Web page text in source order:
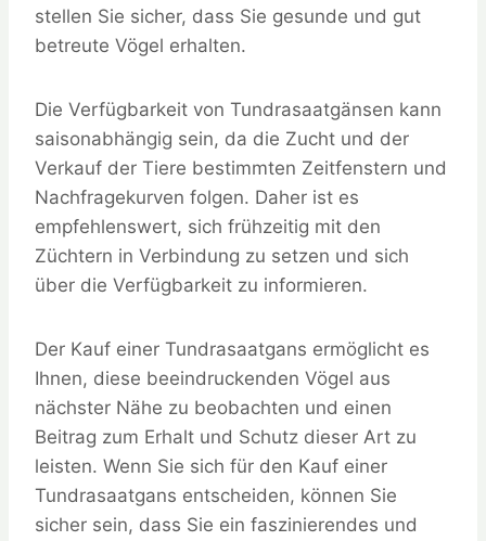
stellen Sie sicher, dass Sie gesunde und gut
betreute Vögel erhalten.
Die Verfügbarkeit von Tundrasaatgänsen kann
saisonabhängig sein, da die Zucht und der
Verkauf der Tiere bestimmten Zeitfenstern und
Nachfragekurven folgen. Daher ist es
empfehlenswert, sich frühzeitig mit den
Züchtern in Verbindung zu setzen und sich
über die Verfügbarkeit zu informieren.
Der Kauf einer Tundrasaatgans ermöglicht es
Ihnen, diese beeindruckenden Vögel aus
nächster Nähe zu beobachten und einen
Beitrag zum Erhalt und Schutz dieser Art zu
leisten. Wenn Sie sich für den Kauf einer
Tundrasaatgans entscheiden, können Sie
sicher sein, dass Sie ein faszinierendes und